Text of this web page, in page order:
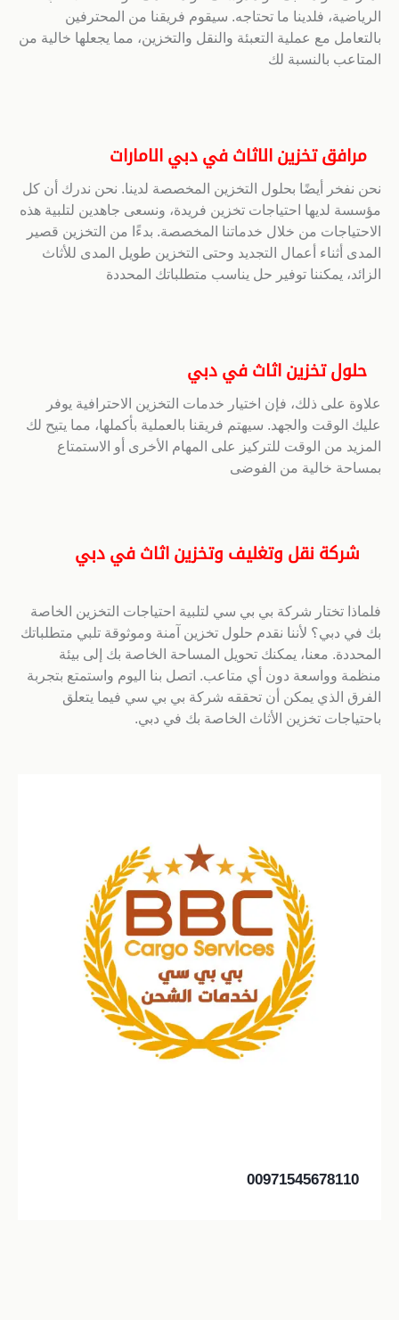
الرياضية، فلدينا ما تحتاجه. سيقوم فريقنا من المحترفين
بالتعامل مع عملية التعبئة والنقل والتخزين، مما يجعلها خالية من
المتاعب بالنسبة لك
مرافق تخزين الاثاث في دبي الامارات
نحن نفخر أيضًا بحلول التخزين المخصصة لدينا. نحن ندرك أن كل
مؤسسة لديها احتياجات تخزين فريدة، ونسعى جاهدين لتلبية هذه
الاحتياجات من خلال خدماتنا المخصصة. بدءًا من التخزين قصير
المدى أثناء أعمال التجديد وحتى التخزين طويل المدى للأثاث
الزائد، يمكننا توفير حل يناسب متطلباتك المحددة
حلول تخزين اثاث في دبي
علاوة على ذلك، فإن اختيار خدمات التخزين الاحترافية يوفر
عليك الوقت والجهد. سيهتم فريقنا بالعملية بأكملها، مما يتيح لك
المزيد من الوقت للتركيز على المهام الأخرى أو الاستمتاع
بمساحة خالية من الفوضى
شركة نقل وتغليف وتخزين اثاث في دبي
فلماذا تختار شركة بي بي سي لتلبية احتياجات التخزين الخاصة
بك في دبي؟ لأننا نقدم حلول تخزين آمنة وموثوقة تلبي متطلباتك
المحددة. معنا، يمكنك تحويل المساحة الخاصة بك إلى بيئة
منظمة وواسعة دون أي متاعب. اتصل بنا اليوم واستمتع بتجربة
الفرق الذي يمكن أن تحققه شركة بي بي سي فيما يتعلق
باحتياجات تخزين الأثاث الخاصة بك في دبي.
00971545678110